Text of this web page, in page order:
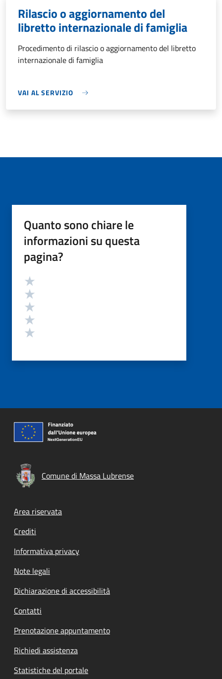
Rilascio o aggiornamento del
libretto internazionale di famiglia
Procedimento di rilascio o aggiornamento del libretto
internazionale di famiglia
VAI AL SERVIZIO
Quanto sono chiare le
informazioni su questa
pagina?
Valutazione
Comune di Massa Lubrense
Footer menu
Area riservata
Crediti
Informativa privacy
Note legali
Dichiarazione di accessibilità
Contatti
Prenotazione appuntamento
Richiedi assistenza
Statistiche del portale